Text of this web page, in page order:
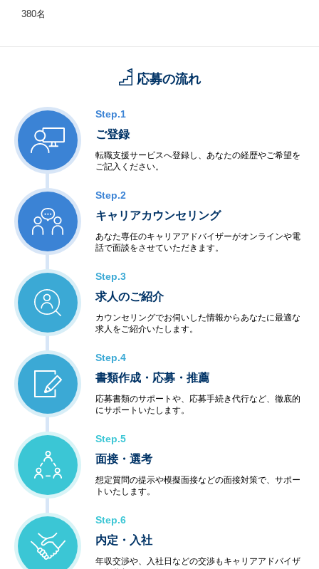
380名
応募の流れ
Step.1
ご登録
転職支援サービスへ登録し、あなたの経歴やご希望を
ご記入ください。
Step.2
キャリアカウンセリング
あなた専任のキャリアアドバイザーがオンラインや電
話で面談をさせていただきます。
Step.3
求人のご紹介
カウンセリングでお伺いした情報からあなたに最適な
求人をご紹介いたします。
Step.4
書類作成・応募・推薦
応募書類のサポートや、応募手続き代行など、徹底的
にサポートいたします。
Step.5
面接・選考
想定質問の提示や模擬面接などの面接対策で、サポー
トいたします。
Step.6
内定・入社
年収交渉や、入社日などの交渉もキャリアアドバイザ